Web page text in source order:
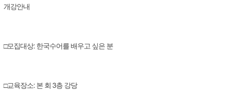
개강안내
□모집대상: 한국수어를 배우고 싶은 분
□교육장소: 본 회 3층 강당